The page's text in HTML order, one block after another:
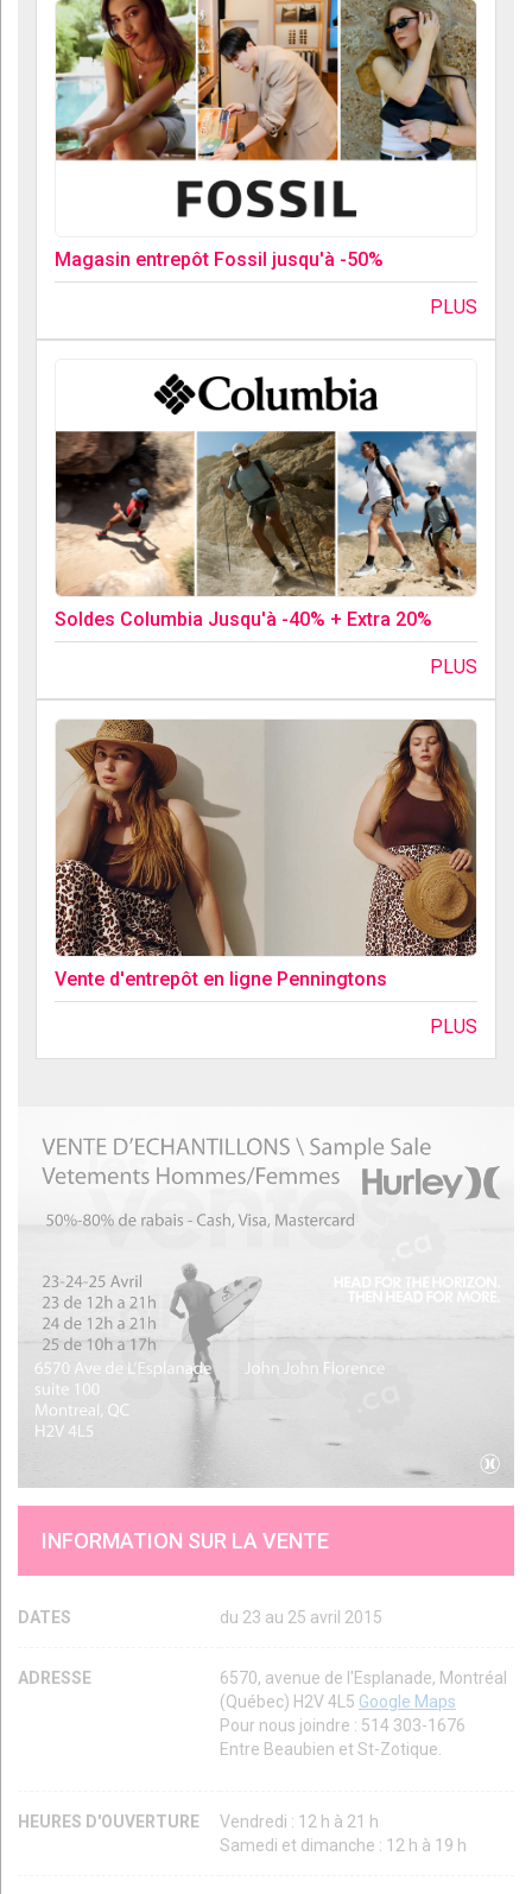
Magasin entrepôt Fossil jusqu'à -50%
PLUS
Soldes Columbia Jusqu'à -40% + Extra 20%
PLUS
Vente d'entrepôt en ligne Penningtons
PLUS
INFORMATION SUR LA VENTE
DATES du 23 au 25 avril 2015
ADRESSE
6570, avenue de l'Esplanade, Montréal
(Québec) H2V 4L5 Google Maps
Pour nous joindre : 514 303-1676
Entre Beaubien et St-Zotique.
HEURES D'OUVERTURE
Vendredi : 12 h à 21 h
Samedi et dimanche : 12 h à 19 h